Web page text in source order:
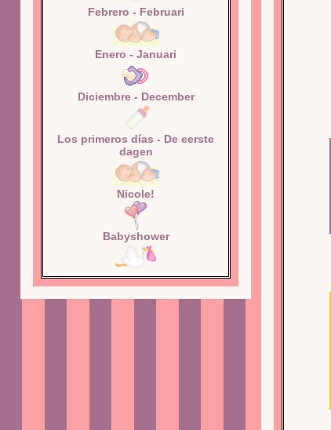
Febrero - Februari
Enero - Januari
Diciembre - December
Los primeros días - De eerste
dagen
Nicole!
Babyshower